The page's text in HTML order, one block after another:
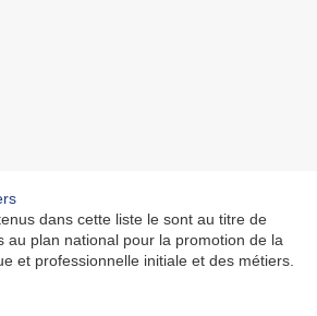
dans cette liste le sont au titre de
au plan national pour la promotion de la
et professionnelle initiale et des métiers.